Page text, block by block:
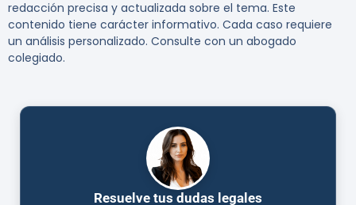
redacción precisa y actualizada sobre el tema. Este
contenido tiene carácter informativo. Cada caso requiere
un análisis personalizado. Consulte con un abogado
colegiado.
Resuelve tus dudas legales